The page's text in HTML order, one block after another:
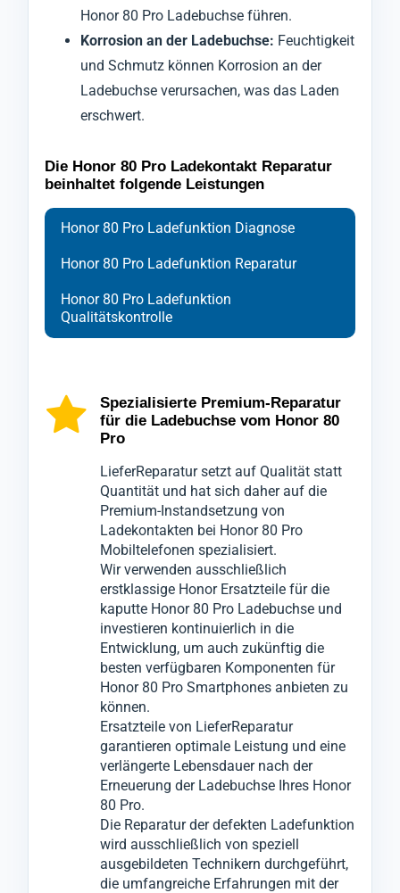
Honor 80 Pro Ladebuchse führen.
Korrosion an der Ladebuchse: Feuchtigkeit
und Schmutz können Korrosion an der
Ladebuchse verursachen, was das Laden
erschwert.
Die Honor 80 Pro Ladekontakt Reparatur
beinhaltet folgende Leistungen
Honor 80 Pro Ladefunktion Diagnose
Honor 80 Pro Ladefunktion Reparatur
Honor 80 Pro Ladefunktion
Qualitätskontrolle
fortschrittliche Technologien, um die genaue
Ursache der Ladeprobleme zu ermitteln.
Wir wissen, wie unverzichtbar Ihr Mobilgerät
Honor 80 Pro für Sie ist, daher garantieren
wir eine schnelle und präzise
Serviceleistung, ohne bei der Qualität
Kompromisse einzugehen.
Sollten die Probleme nicht ausschließlich
auf die Ladekontakte des Honor 80 Pro
beschränkt sein, informieren wir Sie
umgehend und werden nach Ihrer
Zustimmung notwendige Reparaturen an
anderen Komponenten vornehmen.
ausschließlich mit spezialisierten
Werkzeugen geöffnet, um den
bestmöglichen Schutz zu gewährleisten.
Es handelt sich hierbei um eine Reparatur
der Ladekontakte.
Dabei wird die beschädigte Ladebuchse
Ihres Geräts Honor 80 Pro entfernt und
durch eine hochwertige, neue Ladebuchse
ersetzt, um die Ladefunktionalität und
Konnektivität Ihres Mobilgeräts
wiederherzustellen.
abschließende Kontrolle durch unsere
Qualitätsabteilung, die die Ladebuchse Ihres
Honor 80 Pro nochmals gründlich überprüft.
Erst wenn alle zusammenhängende
Funktionstests bestanden sind, wird Ihr
Mobiltelefon Honor 80 Pro für den Versand
freigegeben.
Dieser Prozess minimiert ärgerliche
Reklamationen, die sonst zu weiteren
Ausfallzeiten führen könnten.
Spezialisierte Premium-Reparatur
für die Ladebuchse vom Honor 80
Pro
LieferReparatur setzt auf Qualität statt
Quantität und hat sich daher auf die
Premium-Instandsetzung von
Ladekontakten bei Honor 80 Pro
Mobiltelefonen spezialisiert.
Wir verwenden ausschließlich
erstklassige Honor Ersatzteile für die
kaputte Honor 80 Pro Ladebuchse und
investieren kontinuierlich in die
Entwicklung, um auch zukünftig die
besten verfügbaren Komponenten für
Honor 80 Pro Smartphones anbieten zu
können.
Ersatzteile von LieferReparatur
garantieren optimale Leistung und eine
verlängerte Lebensdauer nach der
Erneuerung der Ladebuchse Ihres Honor
80 Pro.
Die Reparatur der defekten Ladefunktion
wird ausschließlich von speziell
ausgebildeten Technikern durchgeführt,
die umfangreiche Erfahrungen mit der